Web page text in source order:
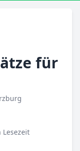
für
Lesezeit